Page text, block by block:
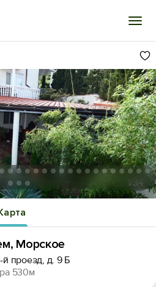
1/34
Морское
проезд, д. 9 Б
530м